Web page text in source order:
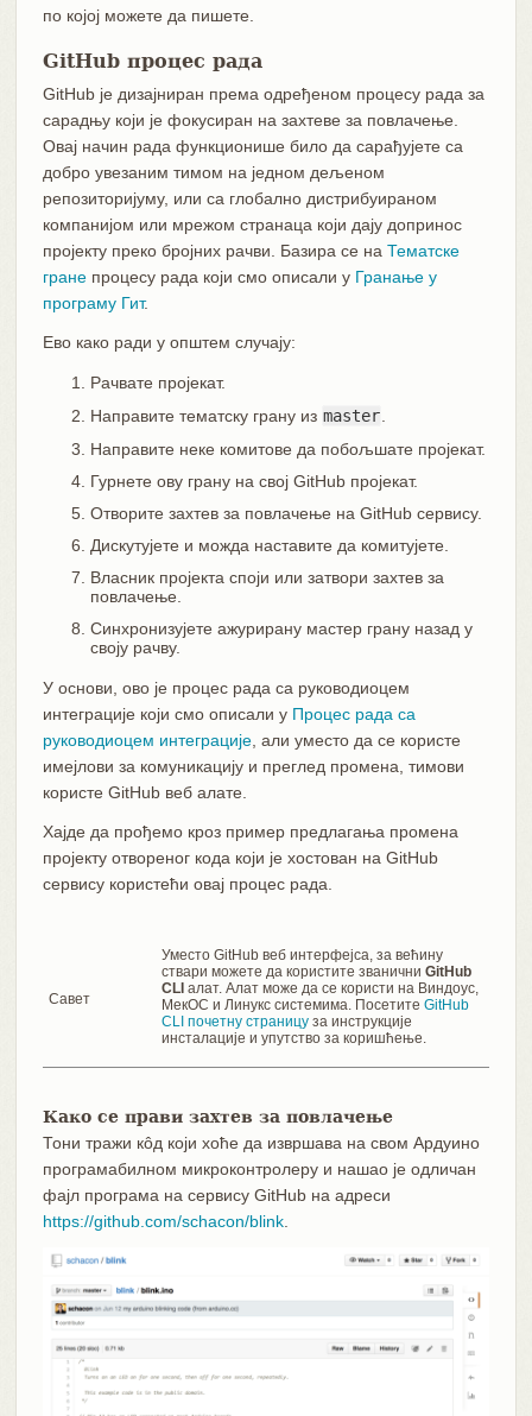
по којој можете да пишете.
GitHub процес рада
GitHub је дизајниран према одређеном процесу рада за
сарадњу који је фокусиран на захтеве за повлачење.
Овај начин рада функционише било да сарађујете са
добро увезаним тимом на једном дељеном
репозиторијуму, или са глобално дистрибуираном
компанијом или мрежом странаца који дају допринос
пројекту преко бројних рачви. Базира се на Тематске
гранепроцесу рада који смо описали у Гранање у
програму Гит.
Ево како ради у општем случају:
Рачвате пројекат.
Направите тематску грану из master
Направите неке комитове да побољшате пројекат.
Гурнете ову грану на свој GitHub пројекат.
Отворите захтев за повлачење на GitHub сервису.
Дискутујете и можда наставите да комитујете.
Власник пројекта споји или затвори захтев за
повлачење.
Синхронизујете ажурирану мастер грану назад у
своју рачву.
У основи, ово је процес рада са руководиоцем
интеграције који смо описали у Процес рада са
руководиоцем интеграције, али уместо да се користе
имејлови за комуникацију и преглед промена, тимови
користе GitHub веб алате.
Хајде да прођемо кроз пример предлагања промена
пројекту отвореног кода који је хостован на GitHub
сервису користећи овај процес рада.
Савет
Уместо GitHub веб интерфејса, за већину
ствари можете да користите званични GitHub
CLIалат. Алат може да се користи на Виндоус,
МекОС и Линукс системима. Посетите GitHub
CLI почетну страницуза инструкције
инсталације и упутство за коришћење.
Како се прави захтев за повлачење
Тони тражи кôд који хоће да извршава на свом Ардуино
програмабилном микроконтролеру и нашао је одличан
фајл програма на сервису GitHub на адреси
https://github.com/schacon/blink.